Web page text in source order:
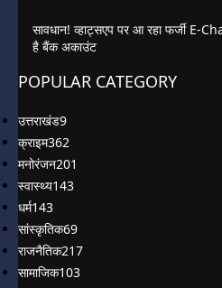
सावधान! व्हाट्सएप पर आ रहा फर्जी E-
है बैंक अकाउंट
POPULAR CATEGORY
उत्तराखंड9
क्राइम362
मनोरंजन201
स्वास्थ्य143
धर्म143
सांस्कृतिक69
राजनैतिक217
सामाजिक103